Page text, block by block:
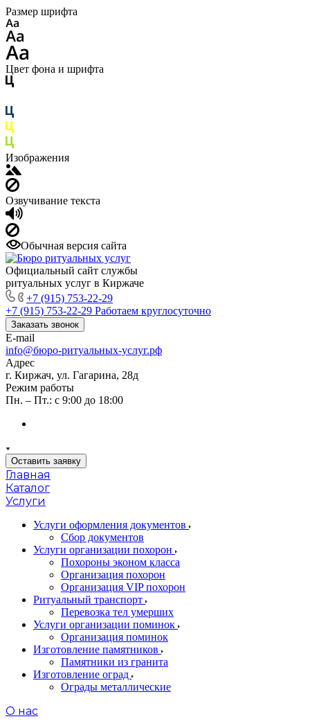
Размер шрифта
Цвет фона и шрифта
Изображения
Озвучивание текста
Обычная версия сайта
Официальный сайт службы
ритуальных услуг в Киржаче
+7 (915) 753-22-29
+7 (915) 753-22-29 Работаем круглосуточно
Заказать звонок
E-mail
info@бюро-ритуальных-услуг.рф
Адрес
г. Киржач, ул. Гагарина, 28д
Режим работы
Пн. – Пт.: с 9:00 до 18:00
Оставить заявку
Главная
Каталог
Услуги
Услуги оформления документов
Сбор документов
Услуги организации похорон
Похороны эконом класса
Организация похорон
Организация VIP похорон
Ритуальный транспорт
Перевозка тел умерших
Услуги организации поминок
Организация поминок
Изготовление памятников
Памятники из гранита
Изготовление оград
Ограды металлические
О нас